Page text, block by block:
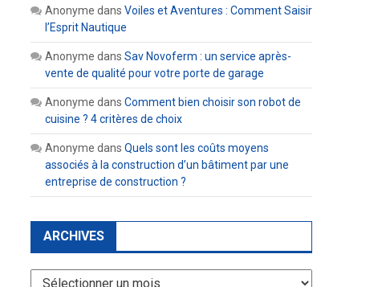
Anonyme dans Voiles et Aventures : Comment Saisir
l’Esprit Nautique
Anonyme dans Sav Novoferm : un service après-
vente de qualité pour votre porte de garage
Anonyme dans Comment bien choisir son robot de
cuisine ? 4 critères de choix
Anonyme dans Quels sont les coûts moyens
associés à la construction d’un bâtiment par une
entreprise de construction ?
ARCHIVES
Archives